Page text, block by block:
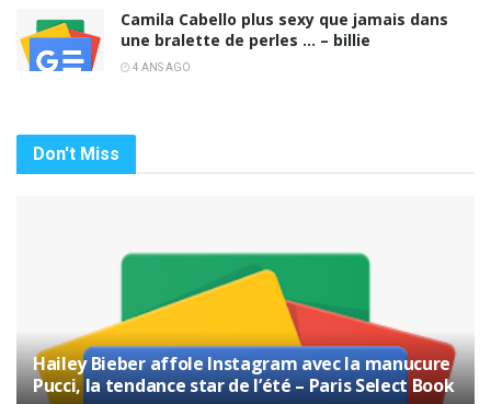
Camila Cabello plus sexy que jamais dans
une bralette de perles … – billie
4 ANS AGO
Don't Miss
Hailey Bieber affole Instagram avec la manucure
Pucci, la tendance star de l’été – Paris Select Book